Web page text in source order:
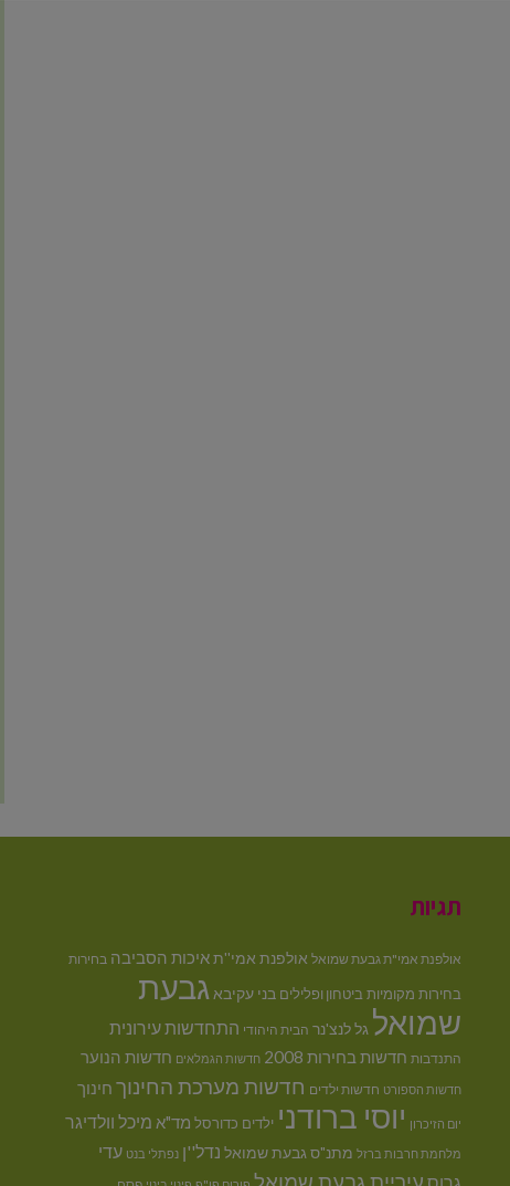
תגיות
אולפנת אמי"ת גבעת שמואל אולפנת אמי''תאיכות הסביבה בחירות
בחירות מקומיות ביטחון ופלילים בני עקיבא גבעת
שמואל גל לנצ'נר הבית היהודי התחדשות עירונית
התנדבות חדשות בחירות 2008 חדשות הגמלאים חדשות הנוער
חדשות הספורט חדשות ילדים חדשות מערכת החינוך חינוך
יום הזיכרון יוסי ברודני ילדים כדורסל מד"א מיכל וולדיגר
מלחמת חרבות ברזל מתנ"ס גבעת שמואל נדל''ן נפתלי בנט עדי